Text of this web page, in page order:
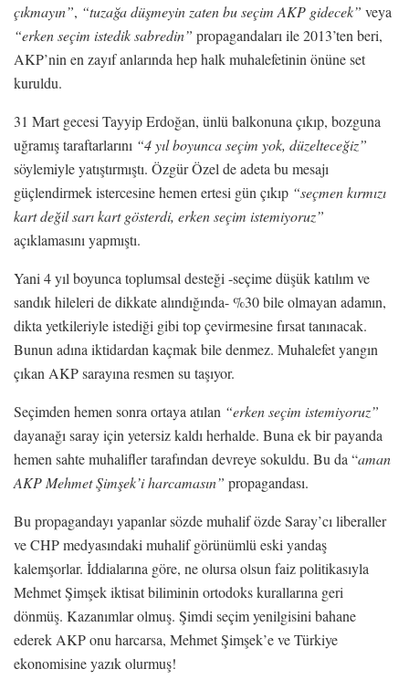
çıkmayın”, “tuzağa düşmeyin zaten bu seçim AKP gidecek” veya
“erken seçim istedik sabredin” propagandaları ile 2013’ten beri,
AKP’nin en zayıf anlarında hep halk muhalefetinin önüne set
kuruldu.
31 Mart gecesi Tayyip Erdoğan, ünlü balkonuna çıkıp, bozguna
uğramış taraftarlarını “4 yıl boyunca seçim yok, düzelteceğiz”
söylemiyle yatıştırmıştı. Özgür Özel de adeta bu mesajı
güçlendirmek istercesine hemen ertesi gün çıkıp “seçmen kırmızı
kart değil sarı kart gösterdi, erken seçim istemiyoruz”
açıklamasını yapmıştı.
Yani 4 yıl boyunca toplumsal desteği -seçime düşük katılım ve
sandık hileleri de dikkate alındığında- %30 bile olmayan adamın,
dikta yetkileriyle istediği gibi top çevirmesine fırsat tanınacak.
Bunun adına iktidardan kaçmak bile denmez. Muhalefet yangın
çıkan AKP sarayına resmen su taşıyor.
Seçimden hemen sonra ortaya atılan “erken seçim istemiyoruz”
dayanağı saray için yetersiz kaldı herhalde. Buna ek bir payanda
hemen sahte muhalifler tarafından devreye sokuldu. Bu da “aman
AKP Mehmet Şimşek’i harcamasın” propagandası.
Bu propagandayı yapanlar sözde muhalif özde Saray’cı liberaller
ve CHP medyasındaki muhalif görünümlü eski yandaş
kalemşorlar. İddialarına göre, ne olursa olsun faiz politikasıyla
Mehmet Şimşek iktisat biliminin ortodoks kurallarına geri
dönmüş. Kazanımlar olmuş. Şimdi seçim yenilgisini bahane
ederek AKP onu harcarsa, Mehmet Şimşek’e ve Türkiye
ekonomisine yazık olurmuş!